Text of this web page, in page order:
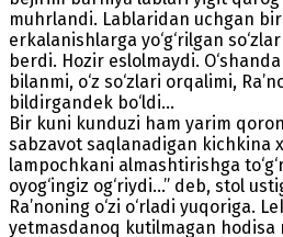
muhrlandi. Lablaridan uchgan
erkalanishlarga yo‘g‘rilgan
berdi. Hozir eslolmaydi.
bilanmi, o‘z so‘zlari orqalimi,
bildirgandek bo‘ldi…
Bir kuni kunduzi ham yarim
sabzavot saqlanadigan kichkina
lampochkani almashtirishga
oyog‘ingiz og‘riydi…” deb, stol
Ra’noning o‘zi o‘rladi yuqoriga.
yetmasdanoq kutilmagan hodisa